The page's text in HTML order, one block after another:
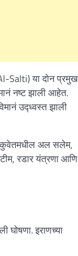
Salti) या दोन प्रमुख
नष्ट झाली आहेत.
उद्ध्वस्त झाली
कुवेतमधील अल सलेम,
रडार यंत्रणा आणि
घोषणा. इराणच्या